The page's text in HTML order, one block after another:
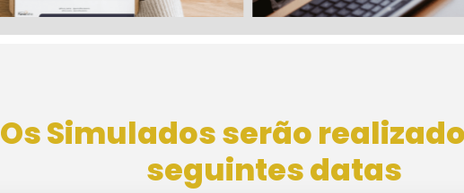
Os Simulados serão
seguintes datas